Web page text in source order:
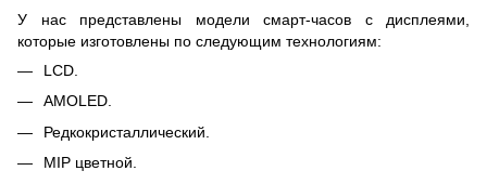
У нас представлены модели смарт-часов с дисплеями,
которые изготовлены по следующим технологиям:
LCD.
AMOLED.
Редкокристаллический.
MIP цветной.